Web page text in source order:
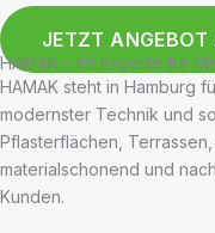
JETZT ANGEBOT
HAMAK – Ihr Experte für
HAMAK steht in Hamburg
modernster Technik und
Pflasterflächen,
materialschonend und
Kunden.